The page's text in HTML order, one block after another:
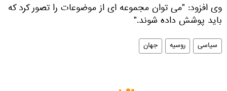
وی افزود: "می توان مجموعه ای از موضوعات را تصور کرد که
باید پوشش داده شوند."
سیاسی روسیه جهان